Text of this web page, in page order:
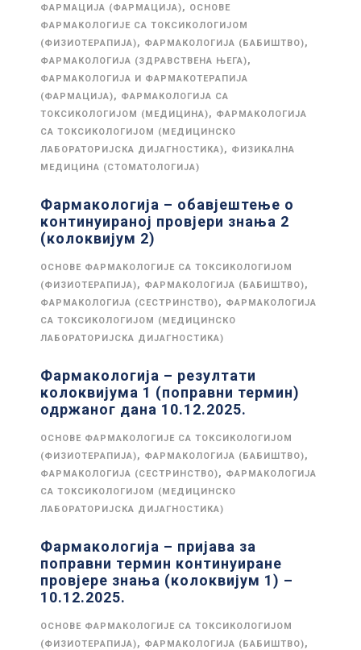
ФАРМАЦИЈА (ФАРМАЦИЈА), ОСНОВЕ
ФАРМАКОЛОГИЈЕ СА ТОКСИКОЛОГИЈОМ
(ФИЗИОТЕРАПИЈА), ФАРМАКОЛОГИЈА (БАБИШТВО),
ФАРМАКОЛОГИЈА (ЗДРАВСТВЕНА ЊЕГА),
ФАРМАКОЛОГИЈА И ФАРМАКОТЕРАПИЈА
(ФАРМАЦИЈА), ФАРМАКОЛОГИЈА СА
ТОКСИКОЛОГИЈОМ (МЕДИЦИНА), ФАРМАКОЛОГИЈА
СА ТОКСИКОЛОГИЈОМ (МЕДИЦИНСКО
ЛАБОРАТОРИЈСКА ДИЈАГНОСТИКА), ФИЗИКАЛНА
МЕДИЦИНА (СТОМАТОЛОГИЈА)
Фармакологија – обавјештење о
континуираној провјери знања 2
(колоквијум 2)
ОСНОВЕ ФАРМАКОЛОГИЈЕ СА ТОКСИКОЛОГИЈОМ
(ФИЗИОТЕРАПИЈА), ФАРМАКОЛОГИЈА (БАБИШТВО),
ФАРМАКОЛОГИЈА (СЕСТРИНСТВО), ФАРМАКОЛОГИЈА
СА ТОКСИКОЛОГИЈОМ (МЕДИЦИНСКО
ЛАБОРАТОРИЈСКА ДИЈАГНОСТИКА)
Фармакологија – резултати
колоквијума 1 (поправни термин)
одржаног дана 10.12.2025.
ОСНОВЕ ФАРМАКОЛОГИЈЕ СА ТОКСИКОЛОГИЈОМ
(ФИЗИОТЕРАПИЈА), ФАРМАКОЛОГИЈА (БАБИШТВО),
ФАРМАКОЛОГИЈА (СЕСТРИНСТВО), ФАРМАКОЛОГИЈА
СА ТОКСИКОЛОГИЈОМ (МЕДИЦИНСКО
ЛАБОРАТОРИЈСКА ДИЈАГНОСТИКА)
Фармакологија – пријава за
поправни термин континуиране
провјере знања (колоквијум 1) –
10.12.2025.
ОСНОВЕ ФАРМАКОЛОГИЈЕ СА ТОКСИКОЛОГИЈОМ
(ФИЗИОТЕРАПИЈА), ФАРМАКОЛОГИЈА (БАБИШТВО),